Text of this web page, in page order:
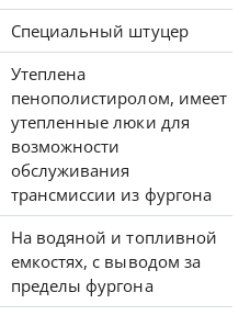
Специальный штуцер
Утеплена
пенополистиролом, имеет
утепленные люки для
возможности
обслуживания
трансмиссии из фургона
На водяной и топливной
емкостях, с выводом за
пределы фургона